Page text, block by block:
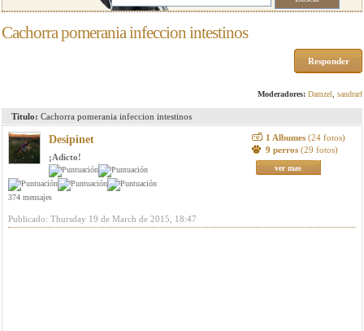
Cachorra pomerania infeccion intestinos
Responder
Moderadores: Damzel sandrarf
Titulo: Cachorra pomerania infeccion intestinos
Desipinet
¡Adicto!
374 mensajes
1 Albumes (24 fotos)
9 perros (29 fotos)
ver mas
Publicado: Thursday 19 de March de 2015, 18:47